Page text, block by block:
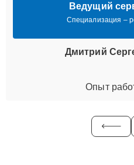
Ведущий
Специализация –
Дмитрий
Опыт